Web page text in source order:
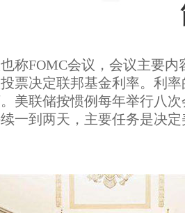
称FOMC会议，会议主要内
票决定联邦基金利率。利率
美联储按惯例每年举行八次
一到两天，主要任务是决定